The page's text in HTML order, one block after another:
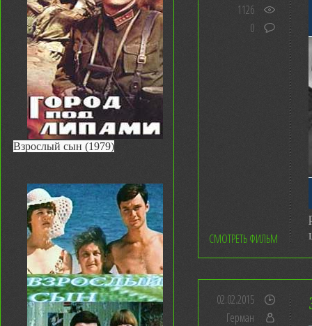
Взрослый сын (1979)
1126
0
СМОТРЕТЬ ФИЛЬМ
02.02.2015
Герман